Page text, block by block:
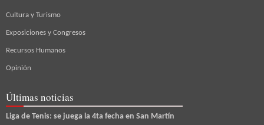
Cultura y Turismo
Exposiciones y Congresos
Recursos Humanos
Opinión
Últimas noticias
Liga de Tenis: se juega la 4ta fecha en San Martín